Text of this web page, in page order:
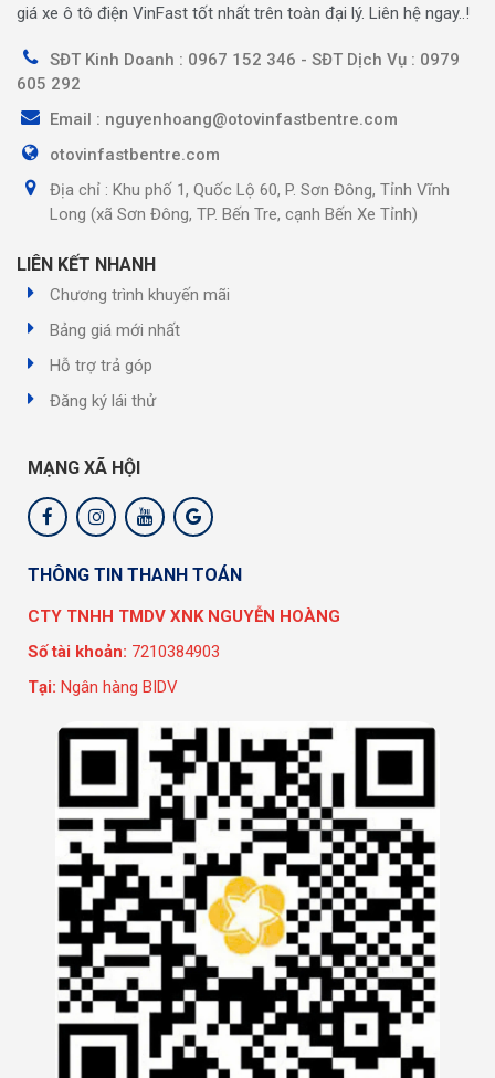
giá xe ô tô điện VinFast tốt nhất trên toàn đại lý. Liên hệ ngay..!
SĐT Kinh Doanh : 0967 152 346 - SĐT Dịch Vụ : 0979
605 292
Email : nguyenhoang@otovinfastbentre.com
otovinfastbentre.com
Địa chỉ : Khu phố 1, Quốc Lộ 60, P. Sơn Đông, Tỉnh Vĩnh
Long (xã Sơn Đông, TP. Bến Tre, cạnh Bến Xe Tỉnh)
LIÊN KẾT NHANH
Chương trình khuyến mãi
Bảng giá mới nhất
Hỗ trợ trả góp
Đăng ký lái thử
MẠNG XÃ HỘI
THÔNG TIN THANH TOÁN
CTY TNHH TMDV XNK NGUYỄN HOÀNG
Số tài khoản: 7210384903
Tại: Ngân hàng BIDV